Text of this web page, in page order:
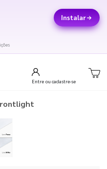
Instalar
Entre ou cadastre-se